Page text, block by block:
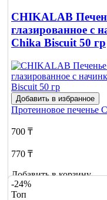
CHIKALAB
глазированное с
Chika Biscuit 50 гр
Добавить в избранное
Протеиновое печенье
700 ₸
770 ₸
Добавить в корзину
4
-24%
Топ